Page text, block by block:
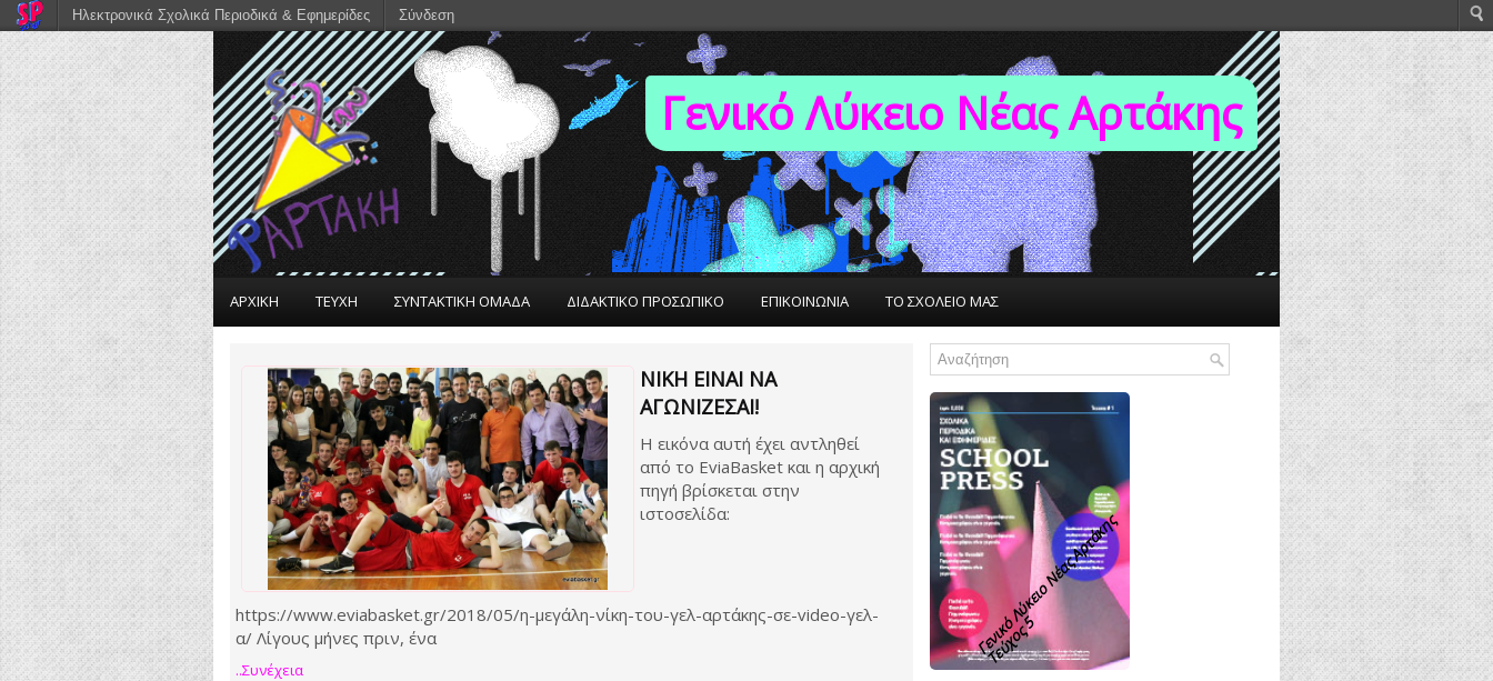
Γενικό Λύκειο Νέας Αρτάκης
ΑΡΧΙΚΗ ΤΕΥΧΗ ΣΥΝΤΑΚΤΙΚΗ ΟΜΑΔΑ ΔΙΔΑΚΤΙΚΟ ΠΡΟΣΩΠΙΚΟ ΕΠΙΚΟΙΝΩΝΙΑ ΤΟ ΣΧΟΛΕΙΟ ΜΑΣ
ΝΊΚΗ ΕΊΝΑΙ ΝΑ
ΑΓΩΝΊΖΕΣΑΙ!
Η εικόνα αυτή έχει αντληθεί
από το EviaBasket και η αρχική
πηγή βρίσκεται στην
ιστοσελίδα:
https://www.eviabasket.gr/2018/05/η-μεγάλη-νίκη-του-γελ-αρτάκης-σε-video-γελ-
α/ Λίγους μήνες πριν, ένα
..συνέχεια
Γενικό Λύκειο Νέας Αρτάκης
Τεύχος 5
Ηλεκτρονικά Σχολικά Περιοδικά & Εφημερίδες Σύνδεση